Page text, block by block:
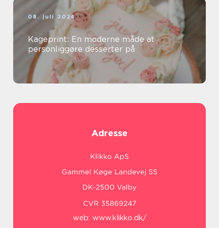
08. juli 2024
Kageprint: En moderne måde at
personliggøre desserter på
Adresse
web: www.klikko.dk/